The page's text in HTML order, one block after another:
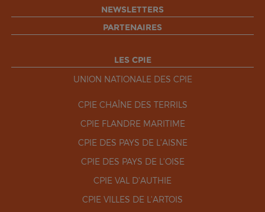
NEWSLETTERS
PARTENAIRES
LES CPIE
UNION NATIONALE DES CPIE
CPIE CHAÎNE DES TERRILS
CPIE FLANDRE MARITIME
CPIE DES PAYS DE L'AISNE
CPIE DES PAYS DE L'OISE
CPIE VAL D'AUTHIE
CPIE VILLES DE L'ARTOIS